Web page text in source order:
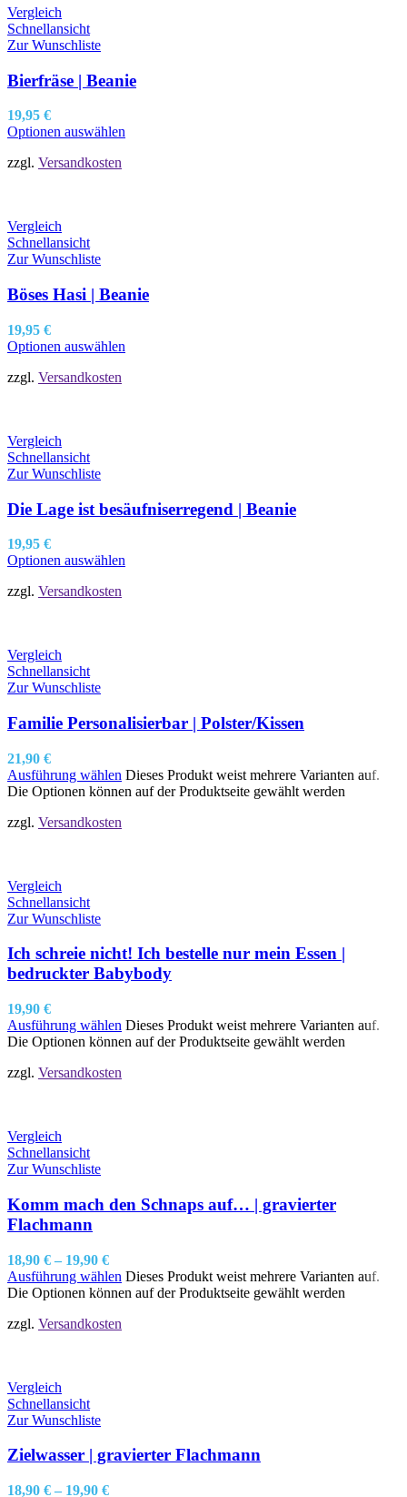
Vergleich
Schnellansicht
Zur Wunschliste
Bierfräse | Beanie
19,95 €
Optionen auswählen
zzgl. Versandkosten
Vergleich
Schnellansicht
Zur Wunschliste
Böses Hasi | Beanie
19,95 €
Optionen auswählen
zzgl. Versandkosten
Vergleich
Schnellansicht
Zur Wunschliste
Die Lage ist besäufniserregend | Beanie
19,95 €
Optionen auswählen
zzgl. Versandkosten
Vergleich
Schnellansicht
Zur Wunschliste
Familie Personalisierbar | Polster/Kissen
21,90 €
Ausführung wählen Dieses Produkt weist mehrere Varianten auf.
Die Optionen können auf der Produktseite gewählt werden
zzgl. Versandkosten
Vergleich
Schnellansicht
Zur Wunschliste
Ich schreie nicht! Ich bestelle nur mein Essen |
bedruckter Babybody
19,90 €
Ausführung wählen Dieses Produkt weist mehrere Varianten auf.
Die Optionen können auf der Produktseite gewählt werden
zzgl. Versandkosten
Vergleich
Schnellansicht
Zur Wunschliste
Komm mach den Schnaps auf… | gravierter
Flachmann
18,90 € – 19,90 €
Ausführung wählen Dieses Produkt weist mehrere Varianten auf.
Die Optionen können auf der Produktseite gewählt werden
zzgl. Versandkosten
Vergleich
Schnellansicht
Zur Wunschliste
Zielwasser | gravierter Flachmann
18,90 € – 19,90 €